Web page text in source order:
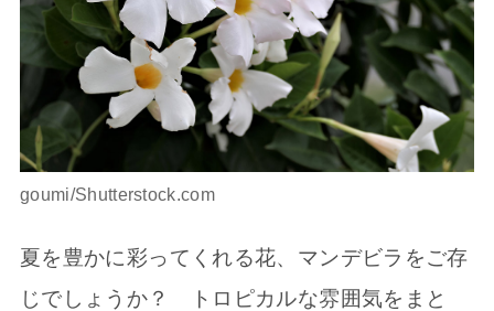
goumi/Shutterstock.com
夏を豊かに彩ってくれる花、マンデビラをご存
じでしょうか？ トロピカルな雰囲気をまと